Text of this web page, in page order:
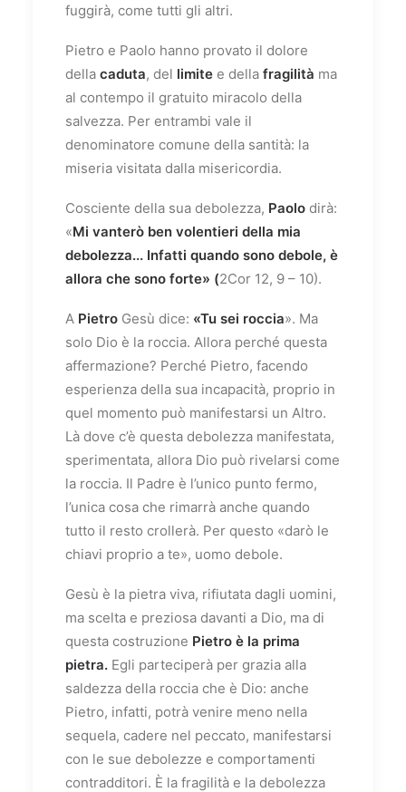
fuggirà, come tutti gli altri.
Pietro e Paolo hanno provato il dolore
della caduta, del limite e della fragilità ma
al contempo il gratuito miracolo della
salvezza. Per entrambi vale il
denominatore comune della santità: la
miseria visitata dalla misericordia.
Cosciente della sua debolezza, Paolo dirà:
«Mi vanterò ben volentieri della mia
debolezza... Infatti quando sono debole, è
allora che sono forte» (2Cor 12, 9 – 10).
A Pietro Gesù dice: «Tu sei roccia». Ma
solo Dio è la roccia. Allora perché questa
affermazione? Perché Pietro, facendo
esperienza della sua incapacità, proprio in
quel momento può manifestarsi un Altro.
Là dove c’è questa debolezza manifestata,
sperimentata, allora Dio può rivelarsi come
la roccia. Il Padre è l’unico punto fermo,
l’unica cosa che rimarrà anche quando
tutto il resto crollerà. Per questo «darò le
chiavi proprio a te», uomo debole.
Gesù è la pietra viva, rifiutata dagli uomini,
ma scelta e preziosa davanti a Dio, ma di
questa costruzione Pietro è la prima
pietra. Egli parteciperà per grazia alla
saldezza della roccia che è Dio: anche
Pietro, infatti, potrà venire meno nella
sequela, cadere nel peccato, manifestarsi
con le sue debolezze e comportamenti
contradditori. È la fragilità e la debolezza